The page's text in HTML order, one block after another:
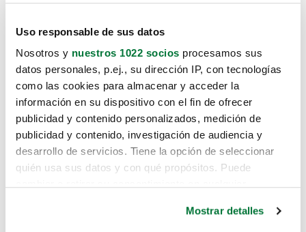
Uso responsable de sus datos
Nosotros y nuestros 1022 socios procesamos sus
datos personales, p.ej., su dirección IP, con tecnologías
como las cookies para almacenar y acceder la
información en su dispositivo con el fin de ofrecer
publicidad y contenido personalizados, medición de
publicidad y contenido, investigación de audiencia y
desarrollo de servicios. Tiene la opción de seleccionar
quién usa sus datos y con qué propósitos. Puede
Mostrar detalles
Lo sentimos, no sabemos como
te hemos traido hasta aquí.
Pero puedes encontrar el coche que estás
buscando en alguno de estos enlaces: